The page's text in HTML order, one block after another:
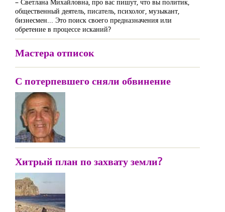
общественный деятель, писатель, психолог, музыкант,
бизнесмен... Это поиск своего предназначения или
обретение в процессе исканий?
Мастера отписок
С потерпевшего сняли обвинение
Хитрый план по захвату земли?